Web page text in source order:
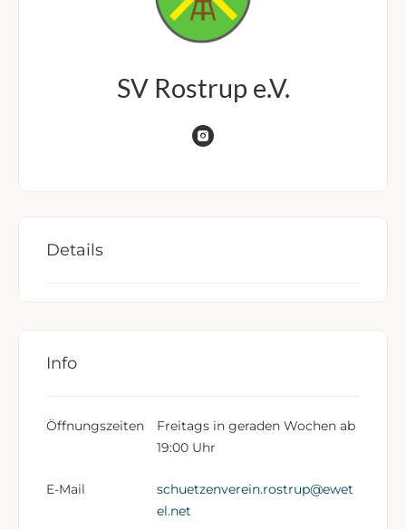
SV Rostrup e.V.
Details
Info
Öffnungszeiten
Freitags in geraden Wochen ab
19:00 Uhr
E-Mail
schuetzenverein.rostrup@ewet
el.net